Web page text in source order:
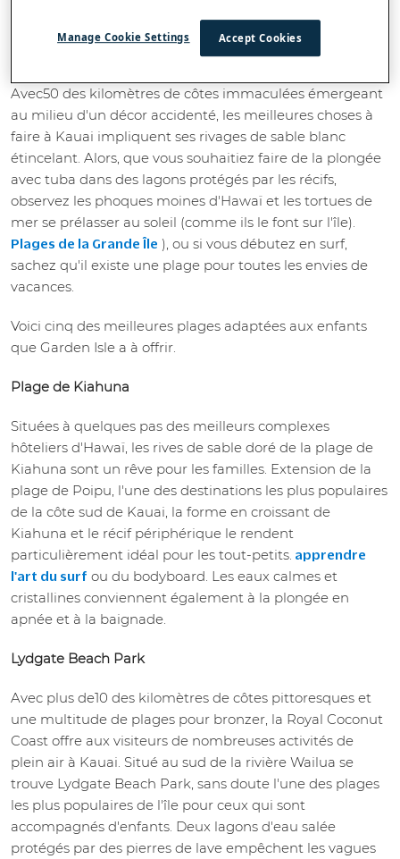
rivages préservés, la beauté de la nature laisse sa
marque partout sur cette île la plus septentrionale.
Avec50 des kilomètres de côtes immaculées émergeant
au milieu d'un décor accidenté, les meilleures choses à
faire à Kauai impliquent ses rivages de sable blanc
étincelant. Alors, que vous souhaitiez faire de la plongée
avec tuba dans des lagons protégés par les récifs,
observez les phoques moines d'Hawaï et les tortues de
mer se prélasser au soleil (comme ils le font sur l'île).
Plages de la Grande Île ), ou si vous débutez en surf,
sachez qu'il existe une plage pour toutes les envies de
vacances.
Voici cinq des meilleures plages adaptées aux enfants
que Garden Isle a à offrir.
Plage de Kiahuna
Situées à quelques pas des meilleurs complexes
hôteliers d'Hawaï, les rives de sable doré de la plage de
Kiahuna sont un rêve pour les familles. Extension de la
plage de Poipu, l'une des destinations les plus populaires
de la côte sud de Kauai, la forme en croissant de
Kiahuna et le récif périphérique le rendent
particulièrement idéal pour les tout-petits. apprendre
l'art du surf ou du bodyboard. Les eaux calmes et
cristallines conviennent également à la plongée en
apnée et à la baignade.
Lydgate Beach Park
Avec plus de10 des kilomètres de côtes pittoresques et
une multitude de plages pour bronzer, la Royal Coconut
Coast offre aux visiteurs de nombreuses activités de
plein air à Kauai. Situé au sud de la rivière Wailua se
trouve Lydgate Beach Park, sans doute l'une des plages
les plus populaires de l'île pour ceux qui sont
accompagnés d'enfants. Deux lagons d'eau salée
protégés par des pierres de lave empêchent les vagues
Accept Cookies
Manage Cookie Settings